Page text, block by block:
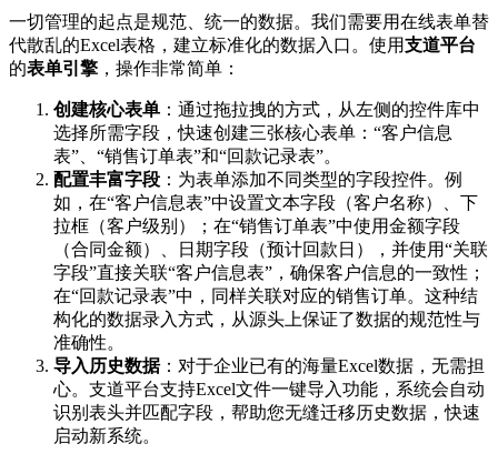
一切管理的起点是规范、统一的数据。我们需要用在线表单替
代散乱的Excel表格，建立标准化的数据入口。使用支道平台
的表单引擎 ，操作非常简单：
创建核心表单 ：通过拖拉拽的方式，从左侧的控件库中
选择所需字段，快速创建三张核心表单：“客户信息
表”、“销售订单表”和“回款记录表”。
配置丰富字段 ：为表单添加不同类型的字段控件。例
如，在“客户信息表”中设置文本字段（客户名称）、下
拉框（客户级别）；在“销售订单表”中使用金额字段
（合同金额）、日期字段（预计回款日），并使用“关联
字段”直接关联“客户信息表”，确保客户信息的一致性；
在“回款记录表”中，同样关联对应的销售订单。这种结
构化的数据录入方式，从源头上保证了数据的规范性与
准确性。
导入历史数据：对于企业已有的海量Excel数据，无需担
心。支道平台支持Excel文件一键导入功能，系统会自动
识别表头并匹配字段，帮助您无缝迁移历史数据，快速
启动新系统。